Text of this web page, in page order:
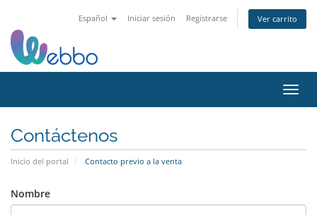
Español Iniciar sesión Registrarse Ver carrito
Contáctenos
Inicio del portal Contacto previo a la venta
Nombre